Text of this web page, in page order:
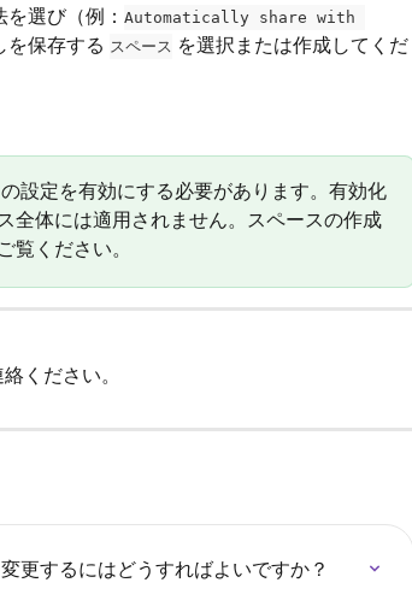
選び（例： Automatically share with
を保存する スペース を選択または作成してくだ
設定を有効にする必要があります。有効化
全体には適用されません。スペースの作成
覧ください。
ください。
更するにはどうすればよいですか？